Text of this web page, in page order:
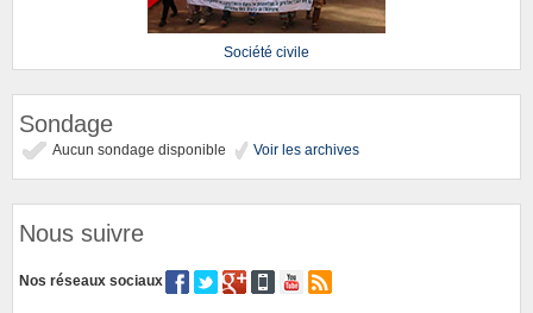
Société civile
Sondage
Aucun sondage disponible Voir les archives
Nous suivre
Nos réseaux sociaux